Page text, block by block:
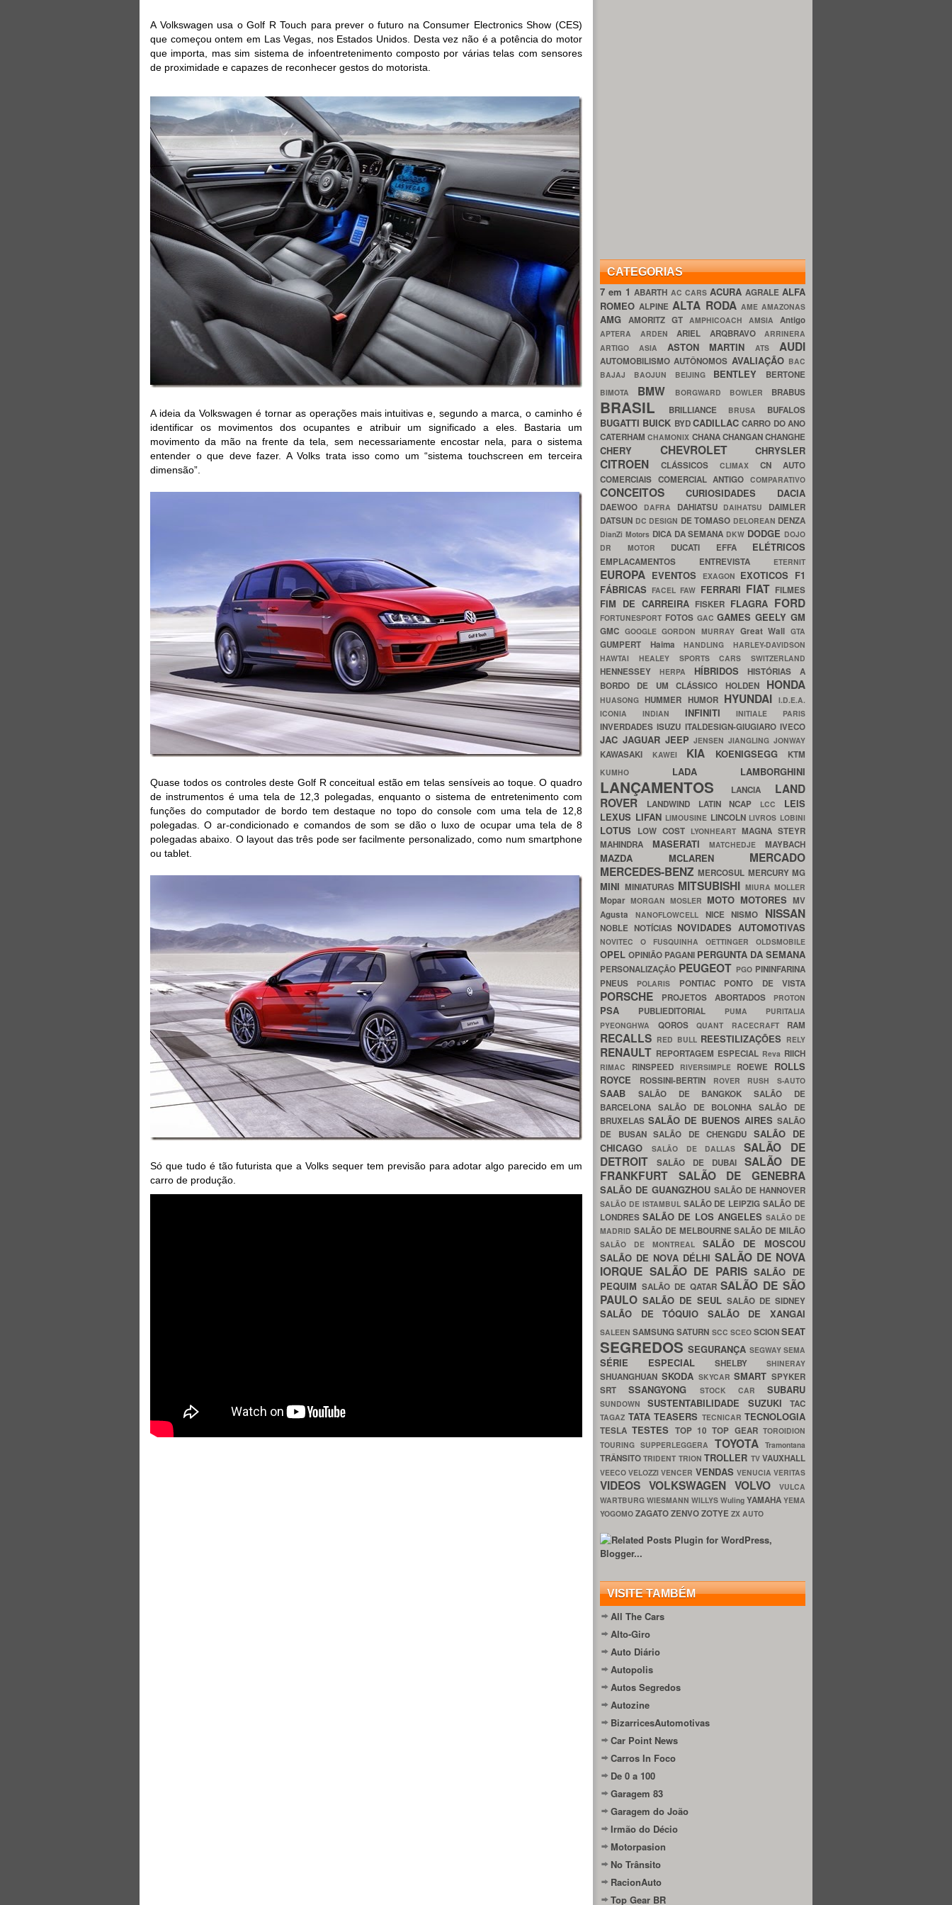
A Volkswagen usa o Golf R Touch para prever o futuro na Consumer Electronics Show (CES)
que começou ontem em Las Vegas, nos Estados Unidos. Desta vez não é a potência do motor
que importa, mas sim sistema de infoentretenimento composto por várias telas com sensores
de proximidade e capazes de reconhecer gestos do motorista.
A ideia da Volkswagen é tornar as operações mais intuitivas e, segundo a marca, o caminho é
identificar os movimentos dos ocupantes e atribuir um significado a eles. Bastaria um
movimento da mão na frente da tela, sem necessariamente encostar nela, para o sistema
entender o que deve fazer. A Volks trata isso como um “sistema touchscreen em terceira
dimensão”.
Quase todos os controles deste Golf R conceitual estão em telas sensíveis ao toque. O quadro
de instrumentos é uma tela de 12,3 polegadas, enquanto o sistema de entretenimento com
funções do computador de bordo tem destaque no topo do console com uma tela de 12,8
polegadas. O ar-condicionado e comandos de som se dão o luxo de ocupar uma tela de 8
polegadas abaixo. O layout das três pode ser facilmente personalizado, como num smartphone
ou tablet.
Só que tudo é tão futurista que a Volks sequer tem previsão para adotar algo parecido em um
carro de produção.
CATEGORIAS
7 em 1ABARTH AC CARS ACURA AGRALE ALFA
ROMEOALPINEALTA RODA AME AMAZONAS
AMG AMORITZ GT AMPHICOACH AMSIA Antigo
APTERA ARDEN ARIEL ARQBRAVO ARRINERA
ARTIGO ASIA ASTON MARTINATS AUDI
AUTOMOBILISMOAUTÔNOMOS AVALIAÇÃO BAC
BAJAJ BAOJUN BEIJING BENTLEY BERTONE
BIMOTA BMW BORGWARD BOWLER BRABUS
BRASIL BRILLIANCE BRUSA BUFALOS
BUGATTI BUICK BYDCADILLACCARRO DO ANO
CATERHAMCHAMONIX CHANACHANGANCHANGHE
CHERY CHEVROLET CHRYSLER
CITROEN CLÁSSICOS CLIMAX CN AUTO
COMERCIAIS COMERCIAL ANTIGOCOMPARATIVO
CONCEITOS CURIOSIDADES DACIA
DAEWOO DAFRA DAHIATSU DAIHATSU DAIMLER
DATSUN DC DESIGN DE TOMASO DELOREAN DENZA
DianZi Motors DICA DA SEMANA DKW DODGE DOJO
DR MOTOR DUCATI EFFA ELÉTRICOS
EMPLACAMENTOS ENTREVISTA ETERNIT
EUROPA EVENTOS EXAGON EXOTICOS F1
FÁBRICASFACELFAW FERRARI FIAT FILMES
FIM DE CARREIRA FISKER FLAGRA FORD
FORTUNESPORT FOTOS GACGAMESGEELYGM
GMC GOOGLEGORDON MURRAY Great WallGTA
GUMPERT HaimaHANDLINGHARLEY-DAVIDSON
HAWTAI HEALEY SPORTS CARS SWITZERLAND
HENNESSEY HERPA HÍBRIDOSHISTÓRIAS A
BORDO DE UM CLÁSSICO HOLDEN HONDA
HUASONGHUMMER HUMOR HYUNDAI I.D.E.A.
ICONIA INDIAN INFINITIINITIALE PARIS
INVERDADESISUZU ITALDESIGN-GIUGIAROIVECO
JAC JAGUAR JEEPJENSENJIANGLINGJONWAY
KAWASAKI KAWEI KIA KOENIGSEGG KTM
KUMHO LADA LAMBORGHINI
LANÇAMENTOS LANCIA LAND
ROVER
LANDWIND LATIN NCAP LCC LEIS
LEXUS LIFAN LIMOUSINE LINCOLN LIVROS LOBINI
LOTUS LOW COST LYONHEART MAGNA STEYR
MAHINDRA MASERATIMATCHEDJEMAYBACH
MAZDA MCLAREN MERCADO
MERCEDES-BENZMERCOSUL MERCURYMG
MINI MINIATURAS MITSUBISHI MIURA MOLLER
Mopar MORGAN MOSLER MOTO MOTORES MV
Agusta NANOFLOWCELL NICENISMO NISSAN
NOBLE NOTÍCIAS NOVIDADES AUTOMOTIVAS
NOVITEC O FUSQUINHA OETTINGER OLDSMOBILE
OPEL OPINIÃO PAGANI PERGUNTA DA SEMANA
PERSONALIZAÇÃO PEUGEOT PGO PININFARINA
PNEUS
POLARIS PONTIAC PONTO DE VISTA
PORSCHE PROJETOS ABORTADOS PROTON
PSA PUBLIEDITORIAL PUMA PURITALIA
PYEONGHWA QOROS QUANT RACECRAFT RAM
RECALLS RED BULL REESTILIZAÇÕES RELY
RENAULT REPORTAGEM ESPECIAL Reva RIICH
RIMAC RINSPEED RIVERSIMPLE ROEWE ROLLS
ROYCE
ROSSINI-BERTIN ROVER RUSH S-AUTO
SAAB SALÃO DE BANGKOKSALÃO DE
BARCELONA SALÃO DE BOLONHASALÃO DE
BRUXELAS SALÃO DE BUENOS AIRES SALÃO
DE BUSAN SALÃO DE CHENGDU SALÃO DE
CHICAGO
SALÃO DE DALLASSALÃO DE
DETROIT
SALÃO DE DUBAI SALÃO DE
FRANKFURT SALÃO DE GENEBRA
SALÃO DE GUANGZHOU SALÃO DE HANNOVER
SALÃO DE ISTAMBUL SALÃO DE LEIPZIGSALÃO DE
LONDRESSALÃO DE LOS ANGELES SALÃO DE
MADRID SALÃO DE MELBOURNESALÃO DE MILÃO
SALÃO DE MONTREAL SALÃO DE MOSCOU
SALÃO DE NOVA DÉLHI SALÃO DE NOVA
IORQUE SALÃO DE PARISSALÃO DE
PEQUIM SALÃO DE QATARSALÃO DE SÃO
PAULO SALÃO DE SEUL SALÃO DE SIDNEY
SALÃO DE TÓQUIO SALÃO DE XANGAI
SALEENSAMSUNGSATURN SCC SCEO SCIONSEAT
SEGREDOSSEGURANÇA SEGWAYSEMA
SÉRIE ESPECIAL SHELBY SHINERAY
SHUANGHUAN SKODA SKYCARSMART SPYKER
SRTSSANGYONG STOCK CAR SUBARU
SUNDOWNSUSTENTABILIDADE SUZUKITAC
TAGAZ TATA TEASERS TECNICAR TECNOLOGIA
TESLATESTES TOP 10TOP GEARTOROIDION
TOURING SUPPERLEGGERA TOYOTATramontana
TRÂNSITOTRIDENT TRIONTROLLER TVVAUXHALL
VEECOVELOZZIVENCER VENDAS VENUCIAVERITAS
VIDEOS VOLKSWAGEN VOLVO
VULCA
WARTBURG WIESMANN WILLYS Wuling YAMAHA YEMA
YOGOMO ZAGATOZENVOZOTYE ZX AUTO
VISITE TAMBÉM
All The Cars
Alto-Giro
Auto Diário
Autopolis
Autos Segredos
Autozine
BizarricesAutomotivas
Car Point News
Carros In Foco
De 0 a 100
Garagem 83
Garagem do João
Irmão do Décio
Motorpasion
No Trânsito
RacionAuto
Top Gear BR